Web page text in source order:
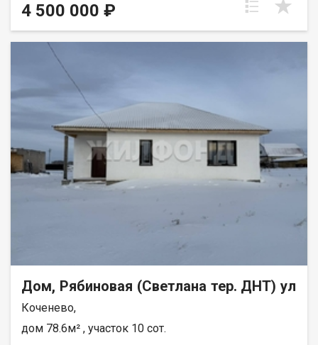
Просторная гостиная. Совмещенный санузел. Светлая кухня.
Центральные отопление и вода. По границе участка проходит
ГАЗ! Септик 5 кубов. Ухоженный земельный участок 12 соток.
Гараж на 1 машино-место. За огородом находится детский
сад. В шаговой доступности школа и различные магазины.
Большой дом для Вашей семьи! Подходит под любые формы
расчета. Помогу получить кредитное ПОЛОЖИТЕЛЬНОЕ
решение! Полное юридическое сопровождение сделки.
Дополнительно оплачивается комиссия с покупателя.
Возможен обмен на вашу недвижимость. Возможна продажа
в рассрочку. При звонке, пожалуйста, сообщите номер
варианта - JV080541115099.
4 500 000 ₽
Дом, Рябиновая (Светлана тер. ДНТ) ул
Коченево,
дом 78.6м² , участок 10 сот.